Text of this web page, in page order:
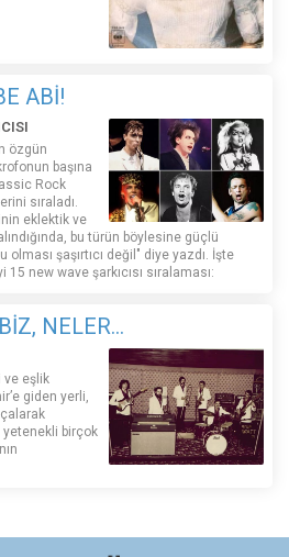
ABİ!
özgün
başına
Rock
sıraladı.
eklektik ve
bu türün böylesine güçlü
şaşırtıcı değil" diye yazdı. İşte
new wave şarkıcısı sıralaması:
NELER...
ve eşlik
giden yerli,
yetenekli birçok